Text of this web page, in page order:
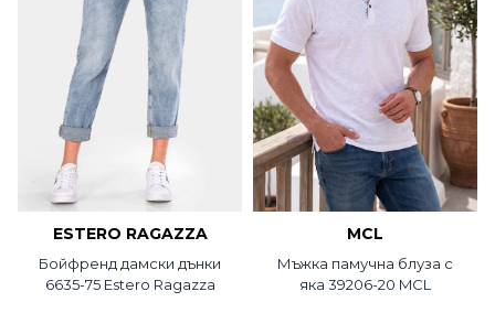
ESTERO RAGAZZA
Бойфренд дамски дънки
6635-75 Estero Ragazza
MCL
Мъжка памучна блуза с
яка 39206-20 MCL